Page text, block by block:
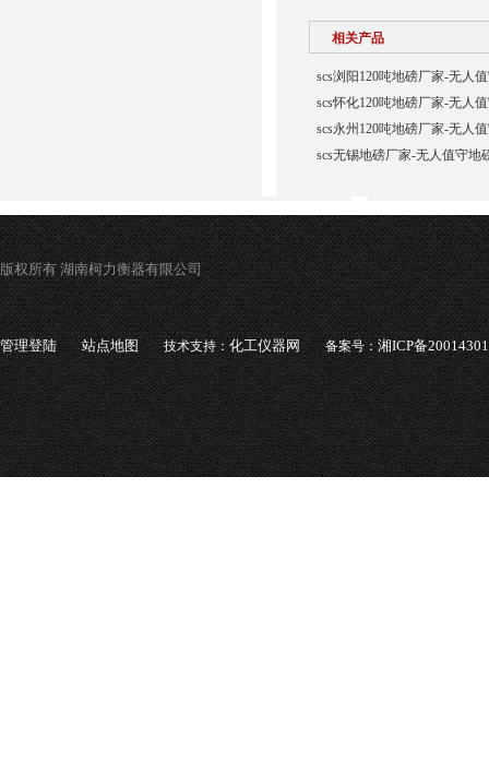
相关产品
scs浏阳120吨地磅厂家-无人
scs怀化120吨地磅厂家-无人
scs永州120吨地磅厂家-无人
scs无锡地磅厂家-无人值守地
版权所有 湖南柯力衡器有限公司
管理登陆 站点地图 技术支持：化工仪器网 备案号：湘ICP备